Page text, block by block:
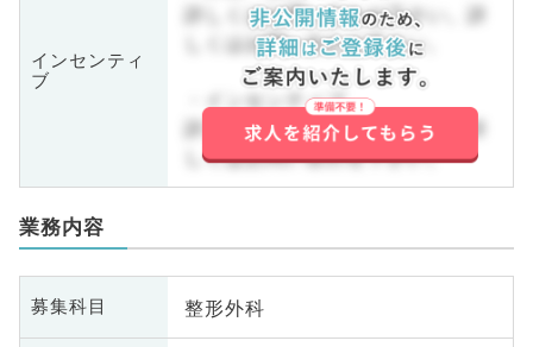
インセンティ
ブ
詳しくはお問い合わせ下さい。詳
しくはお問い合わせ下さい。
・インセンティブ
詳しくはお問い合わせ下さい。詳
しくはお問い合わせ下さい。
業務内容
募集科目 整形外科